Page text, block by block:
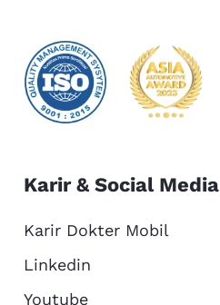
Karir & Social Media
Karir Dokter Mobil
Linkedin
Youtube